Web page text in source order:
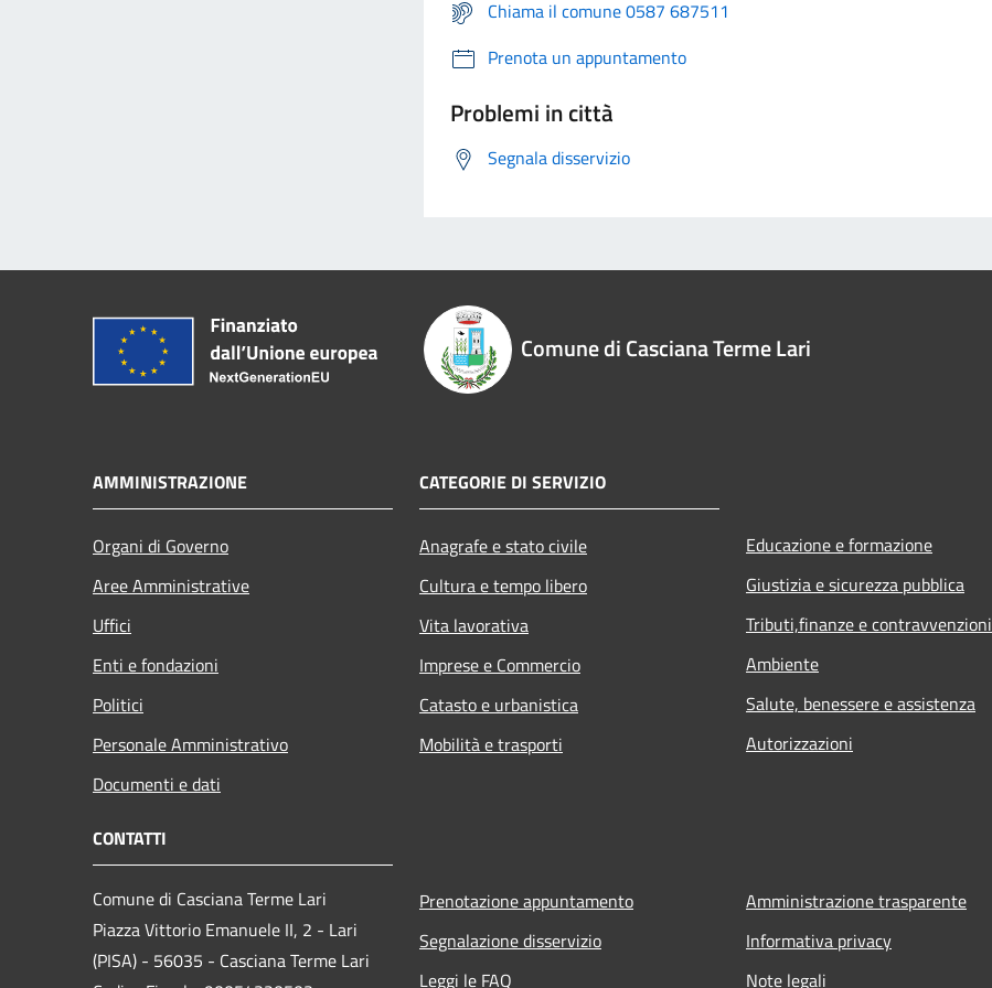
Chiama il comune 0587 687511
Prenota un appuntamento
Problemi in città
Segnala disservizio
Comune di Casciana Terme Lari
AMMINISTRAZIONE
Organi di Governo
Aree Amministrative
Uffici
Enti e fondazioni
Politici
Personale Amministrativo
Documenti e dati
CATEGORIE DI SERVIZIO
Anagrafe e stato civile
Cultura e tempo libero
Vita lavorativa
Imprese e Commercio
Catasto e urbanistica
Mobilità e trasporti
Educazione e formazione
Giustizia e sicurezza pubblica
Tributi,finanze e contravvenzioni
Ambiente
Salute, benessere e assistenza
Autorizzazioni
CONTATTI
Comune di Casciana Terme Lari
Piazza Vittorio Emanuele II, 2 - Lari
(PISA) - 56035 - Casciana Terme Lari
Prenotazione appuntamento
Segnalazione disservizio
Leggi le FAQ
Amministrazione trasparente
Informativa privacy
Note legali